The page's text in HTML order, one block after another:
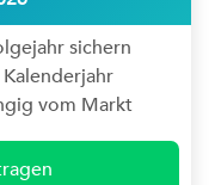
sichern
vom Markt